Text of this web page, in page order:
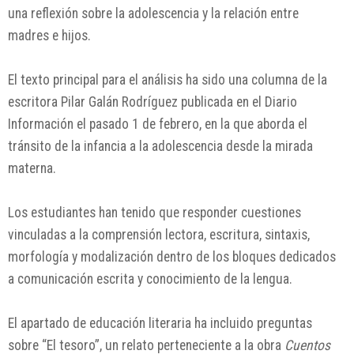
una reflexión sobre la adolescencia y la relación entre
madres e hijos.
El texto principal para el análisis ha sido una columna de la
escritora Pilar Galán Rodríguez publicada en el Diario
Información el pasado 1 de febrero, en la que aborda el
tránsito de la infancia a la adolescencia desde la mirada
materna.
Los estudiantes han tenido que responder cuestiones
vinculadas a la comprensión lectora, escritura, sintaxis,
morfología y modalización dentro de los bloques dedicados
a comunicación escrita y conocimiento de la lengua.
El apartado de educación literaria ha incluido preguntas
sobre “El tesoro”, un relato perteneciente a la obra Cuentos